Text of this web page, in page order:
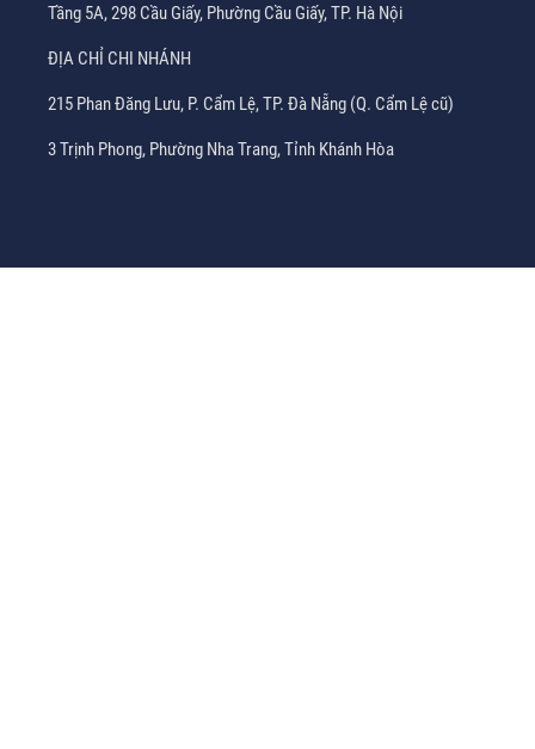
Tầng 5A, 298 Cầu Giấy, Phường Cầu Giấy, TP. Hà Nội
ĐỊA CHỈ CHI NHÁNH
215 Phan Đăng Lưu, P. Cẩm Lệ, TP. Đà Nẵng (Q. Cẩm Lệ cũ)
3 Trịnh Phong, Phường Nha Trang, Tỉnh Khánh Hòa